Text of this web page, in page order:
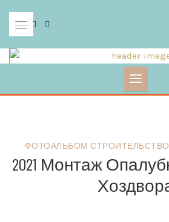
content
ФОТОАЛЬБОМ
2021 Монтаж